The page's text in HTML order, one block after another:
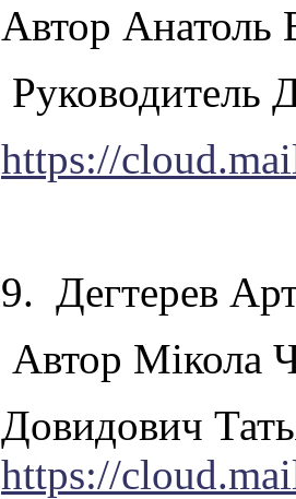
Автор Анатоль
Руководитель
https://
9. Дегтерев
Автор Мікола
Довидович
https://